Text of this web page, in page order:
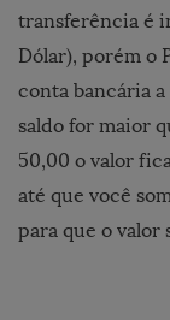
transferência é
Dólar), porém o
conta bancária
saldo for maior
50,00 o valor
até que você
para que o valor